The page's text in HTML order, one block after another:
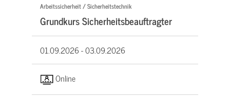
Arbeitssicherheit / Sicherheitstechnik
Grundkurs Sicherheitsbeauftragter
01.09.2026 -03.09.2026
Online